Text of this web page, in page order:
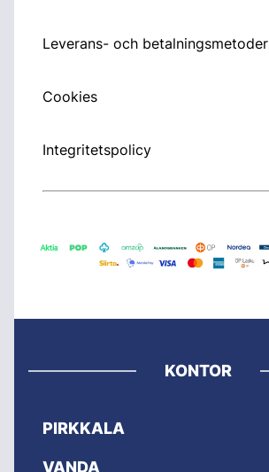
Leverans- och betalningsmetoder
Cookies
Integritetspolicy
KONTOR
PIRKKALA
VANDA